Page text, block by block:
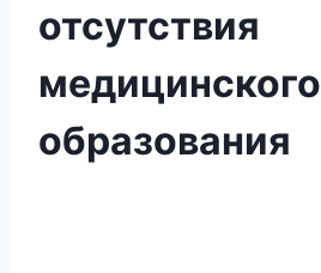
отсутствия
медицинского
образования